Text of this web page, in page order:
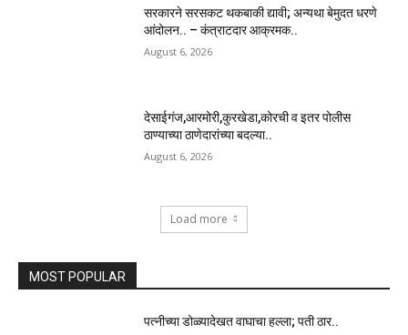
सरकारने सरसकट थकबाकी द्यावी; अन्यथा बेमुदत धरणे
आंदोलन.. – कंत्राटदार आक्रमक..
August 6, 2026
देसाईगंज,आरमोरी,कुरखेडा,कोरची व इतर पोलीस
ठाण्याच्या ठाणेदारांच्या बदल्या..
August 6, 2026
Load more
MOST POPULAR
पत्नीच्या डोळ्यादेखत वाघाचा हल्ला; पती ठार..